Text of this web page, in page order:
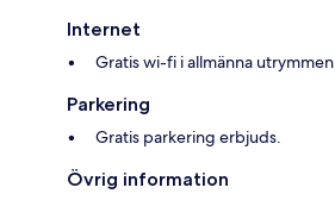
Internet
Gratis wi-fi i allmänna utrymmen
Parkering
Gratis parkering erbjuds.
Övrig information